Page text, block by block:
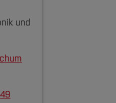
und